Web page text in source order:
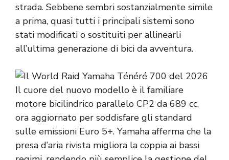
strada. Sebbene sembri sostanzialmente simile
a prima, quasi tutti i principali sistemi sono
stati modificati o sostituiti per allinearli
all’ultima generazione di bici da avventura.
Il cuore del nuovo modello è il familiare
motore bicilindrico parallelo CP2 da 689 cc,
ora aggiornato per soddisfare gli standard
sulle emissioni Euro 5+. Yamaha afferma che la
presa d’aria rivista migliora la coppia ai bassi